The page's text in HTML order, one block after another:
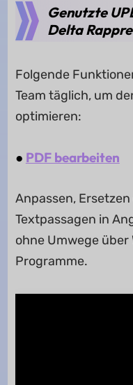
Genutzte
Delta
Folgende
Team täglich, um
optimieren:
● PDF bearbeiten
Anpassen,
Textpassagen in
ohne Umwege über
Programme.